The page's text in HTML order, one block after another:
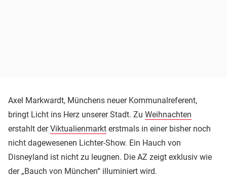
Axel Markwardt, Münchens neuer Kommunalreferent,
bringt Licht ins Herz unserer Stadt. Zu Weihnachten
erstahlt derViktualienmarkt erstmals in einer bisher noch
nicht dagewesenen Lichter-Show. Ein Hauch von
Disneyland ist nicht zu leugnen. Die AZ zeigt exklusiv wie
der „Bauch von München“ illuminiert wird.